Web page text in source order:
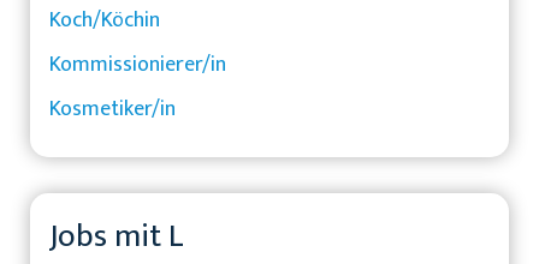
Koch/Köchin
Kommissionierer/in
Kosmetiker/in
Jobs mit L